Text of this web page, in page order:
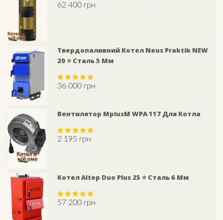
62 400 грн
Твердопаливний Котел Neus Praktik NEW
20 ⭐ Сталь 5 Мм
Rated5.00
36 000 грн
Вентилятор MplusM WPA 117 Для Котла
Rated 5.00
out of 5
2 195 грн
Котел Altep Duo Plus 25 ⭐ Сталь 6 Мм
Rated5.00
57 200 грн